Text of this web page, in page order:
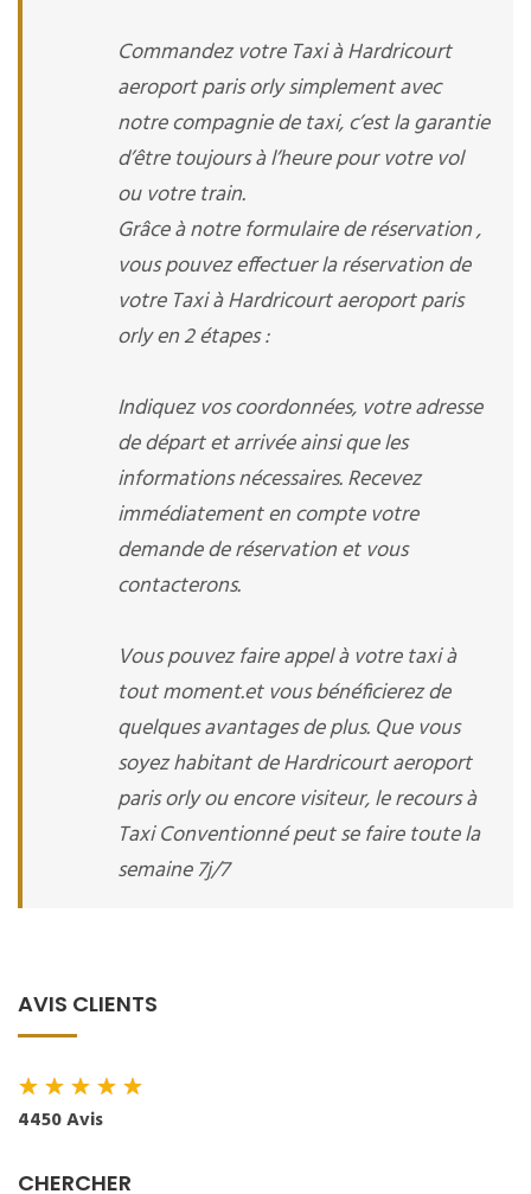
Commandez votre Taxi à Hardricourt
aeroport paris orly simplement avec
notre compagnie de taxi, c’est la garantie
d’être toujours à l’heure pour votre vol
ou votre train.
Grâce à notre formulaire de réservation ,
vous pouvez effectuer la réservation de
votre Taxi à Hardricourt aeroport paris
orly en 2 étapes :
Indiquez vos coordonnées, votre adresse
de départ et arrivée ainsi que les
informations nécessaires. Recevez
immédiatement en compte votre
demande de réservation et vous
contacterons.
Vous pouvez faire appel à votre taxi à
tout moment.et vous bénéficierez de
quelques avantages de plus. Que vous
soyez habitant de Hardricourt aeroport
paris orly ou encore visiteur, le recours à
Taxi Conventionné peut se faire toute la
semaine 7j/7
AVIS CLIENTS
★★★★★
4450 Avis
CHERCHER